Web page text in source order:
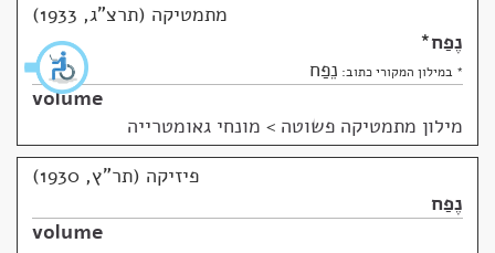
מתמטיקה (תרצ"ג, 1933)
נֶפַח*
* במילון המקורי כתוב: נֵפַח
volume
מילון מתמטיקה פשוטה > מונחי גאומטרייה
פיזיקה (תר"ץ, 1930)
נֶפַח
volume